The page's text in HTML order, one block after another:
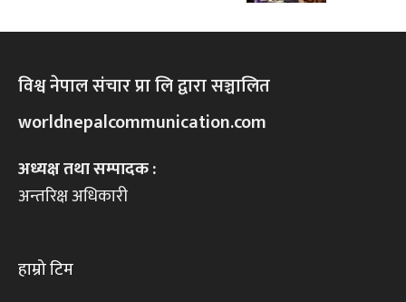
विश्व नेपाल संचार प्रा लि द्वारा सञ्चालित
worldnepalcommunication.com
अध्यक्ष तथा सम्पादक :
अन्तरिक्ष अधिकारी
हाम्रो टिम